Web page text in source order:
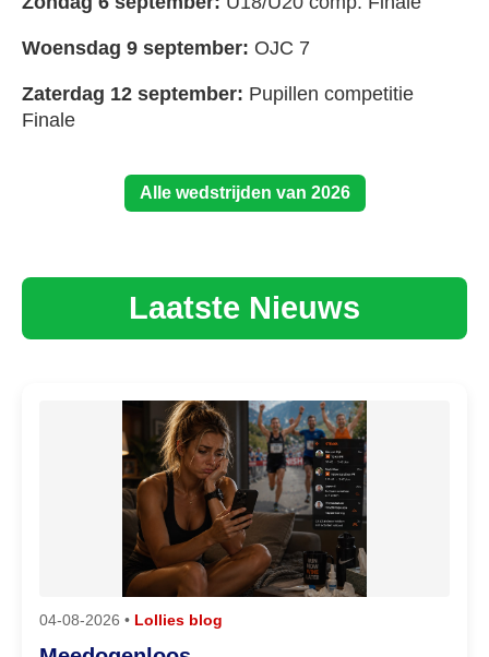
Woensdag 9 september: OJC 7
Zaterdag 12 september: Pupillen competitie
Finale
Alle wedstrijden van 2026
Laatste Nieuws
04-08-2026 • Lollies blog